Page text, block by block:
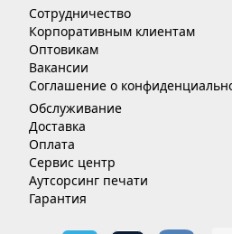
Сотрудничество
Корпоративным клиентам
Оптовикам
Вакансии
Соглашение о
Обслуживание
Доставка
Оплата
Сервис центр
Аутсорсинг печати
Гарантия